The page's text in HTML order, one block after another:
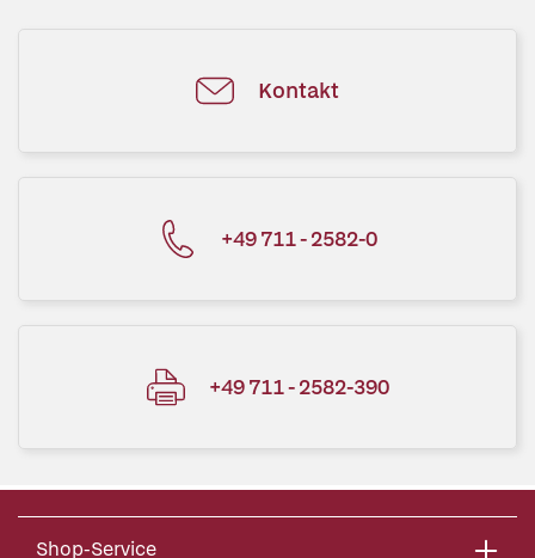
Kontakt
+49 711 - 2582-0
+49 711 - 2582-390
Shop-Service